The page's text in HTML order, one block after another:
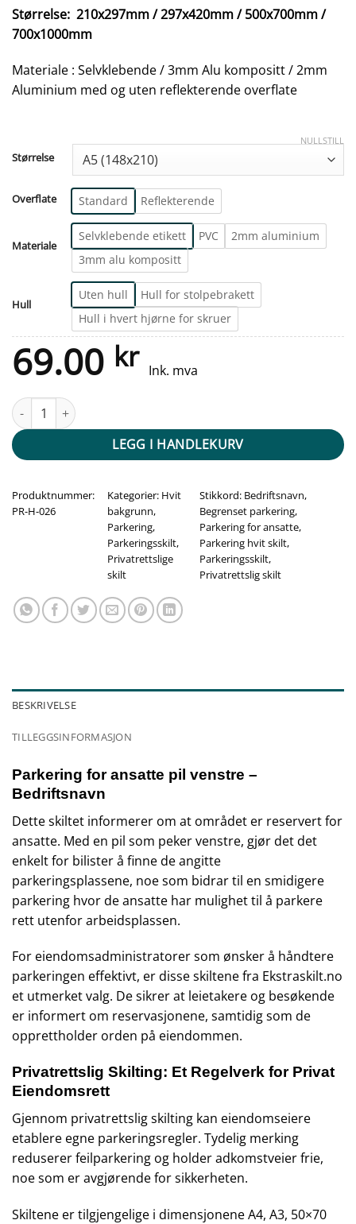
Størrelse: 210x297mm / 297x420mm / 500x700mm /
700x1000mm
Materiale : Selvklebende / 3mm Alu kompositt / 2mm
Aluminium med og uten reflekterende overflate
Størrelse
Overflate Standard Reflekterende
Materiale
Selvklebende etikett PVC
2mm aluminium
3mm alu kompositt
Hull
Uten hull
Hull for stolpebrakett
Hull i hvert hjørne for skruer
NULLSTILL
69.00 kr Ink. mva
Parkering for ansatte pil venstre - Bedriftsnavn antall
LEGG I HANDLEKURV
Produktnummer:
PR-H-026
Kategorier: Hvit
bakgrunn,
Parkering,
Parkeringsskilt,
Privatrettslige
skilt
Stikkord: Bedriftsnavn,
Begrenset parkering,
Parkering for ansatte,
Parkering hvit skilt,
Parkeringsskilt,
Privatrettslig skilt
BESKRIVELSE
TILLEGGSINFORMASJON
Parkering for ansatte pil venstre –
Bedriftsnavn
Dette skiltet informerer om at området er reservert for
ansatte. Med en pil som peker venstre, gjør det det
enkelt for bilister å finne de angitte
parkeringsplassene, noe som bidrar til en smidigere
parkering hvor de ansatte har mulighet til å parkere
rett utenfor arbeidsplassen.
For eiendomsadministratorer som ønsker å håndtere
parkeringen effektivt, er disse skiltene fra Ekstraskilt.no
et utmerket valg. De sikrer at leietakere og besøkende
er informert om reservasjonene, samtidig som de
opprettholder orden på eiendommen.
Privatrettslig Skilting: Et Regelverk for Privat
Eiendomsrett
Gjennom privatrettslig skilting kan eiendomseiere
etablere egne parkeringsregler. Tydelig merking
reduserer feilparkering og holder adkomstveier frie,
noe som er avgjørende for sikkerheten.
Skiltene er tilgjengelige i dimensjonene A4, A3, 50×70